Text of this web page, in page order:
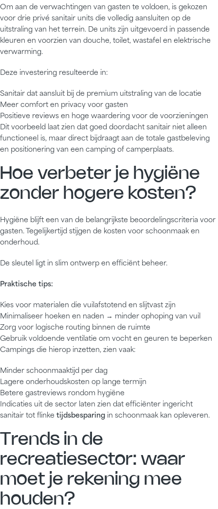
Om aan de verwachtingen van gasten te voldoen, is gekozen
voor drie privé sanitair units die volledig aansluiten op de
uitstraling van het terrein. De units zijn uitgevoerd in passende
kleuren en voorzien van douche, toilet, wastafel en elektrische
verwarming.
Deze investering resulteerde in:
Sanitair dat aansluit bij de premium uitstraling van de locatie
Meer comfort en privacy voor gasten
Positieve reviews en hoge waardering voor de voorzieningen
Dit voorbeeld laat zien dat goed doordacht sanitair niet alleen
functioneel is, maar direct bijdraagt aan de totale gastbeleving
en positionering van een camping of camperplaats.
Hoe verbeter je hygiëne
zonder hogere kosten?
Hygiëne blijft een van de belangrijkste beoordelingscriteria voor
gasten. Tegelijkertijd stijgen de kosten voor schoonmaak en
onderhoud.
De sleutel ligt in slim ontwerp en efficiënt beheer.
Praktische tips:
Kies voor materialen die vuilafstotend en slijtvast zijn
Minimaliseer hoeken en naden → minder ophoping van vuil
Zorg voor logische routing binnen de ruimte
Gebruik voldoende ventilatie om vocht en geuren te beperken
Campings die hierop inzetten, zien vaak:
Minder schoonmaaktijd per dag
Lagere onderhoudskosten op lange termijn
Betere gastreviews rondom hygiëne
Indicaties uit de sector laten zien dat efficiënter ingericht
sanitair tot flinke tijdsbesparing in schoonmaak kan opleveren.
Trends in de
recreatiesector: waar
moet je rekening mee
houden?